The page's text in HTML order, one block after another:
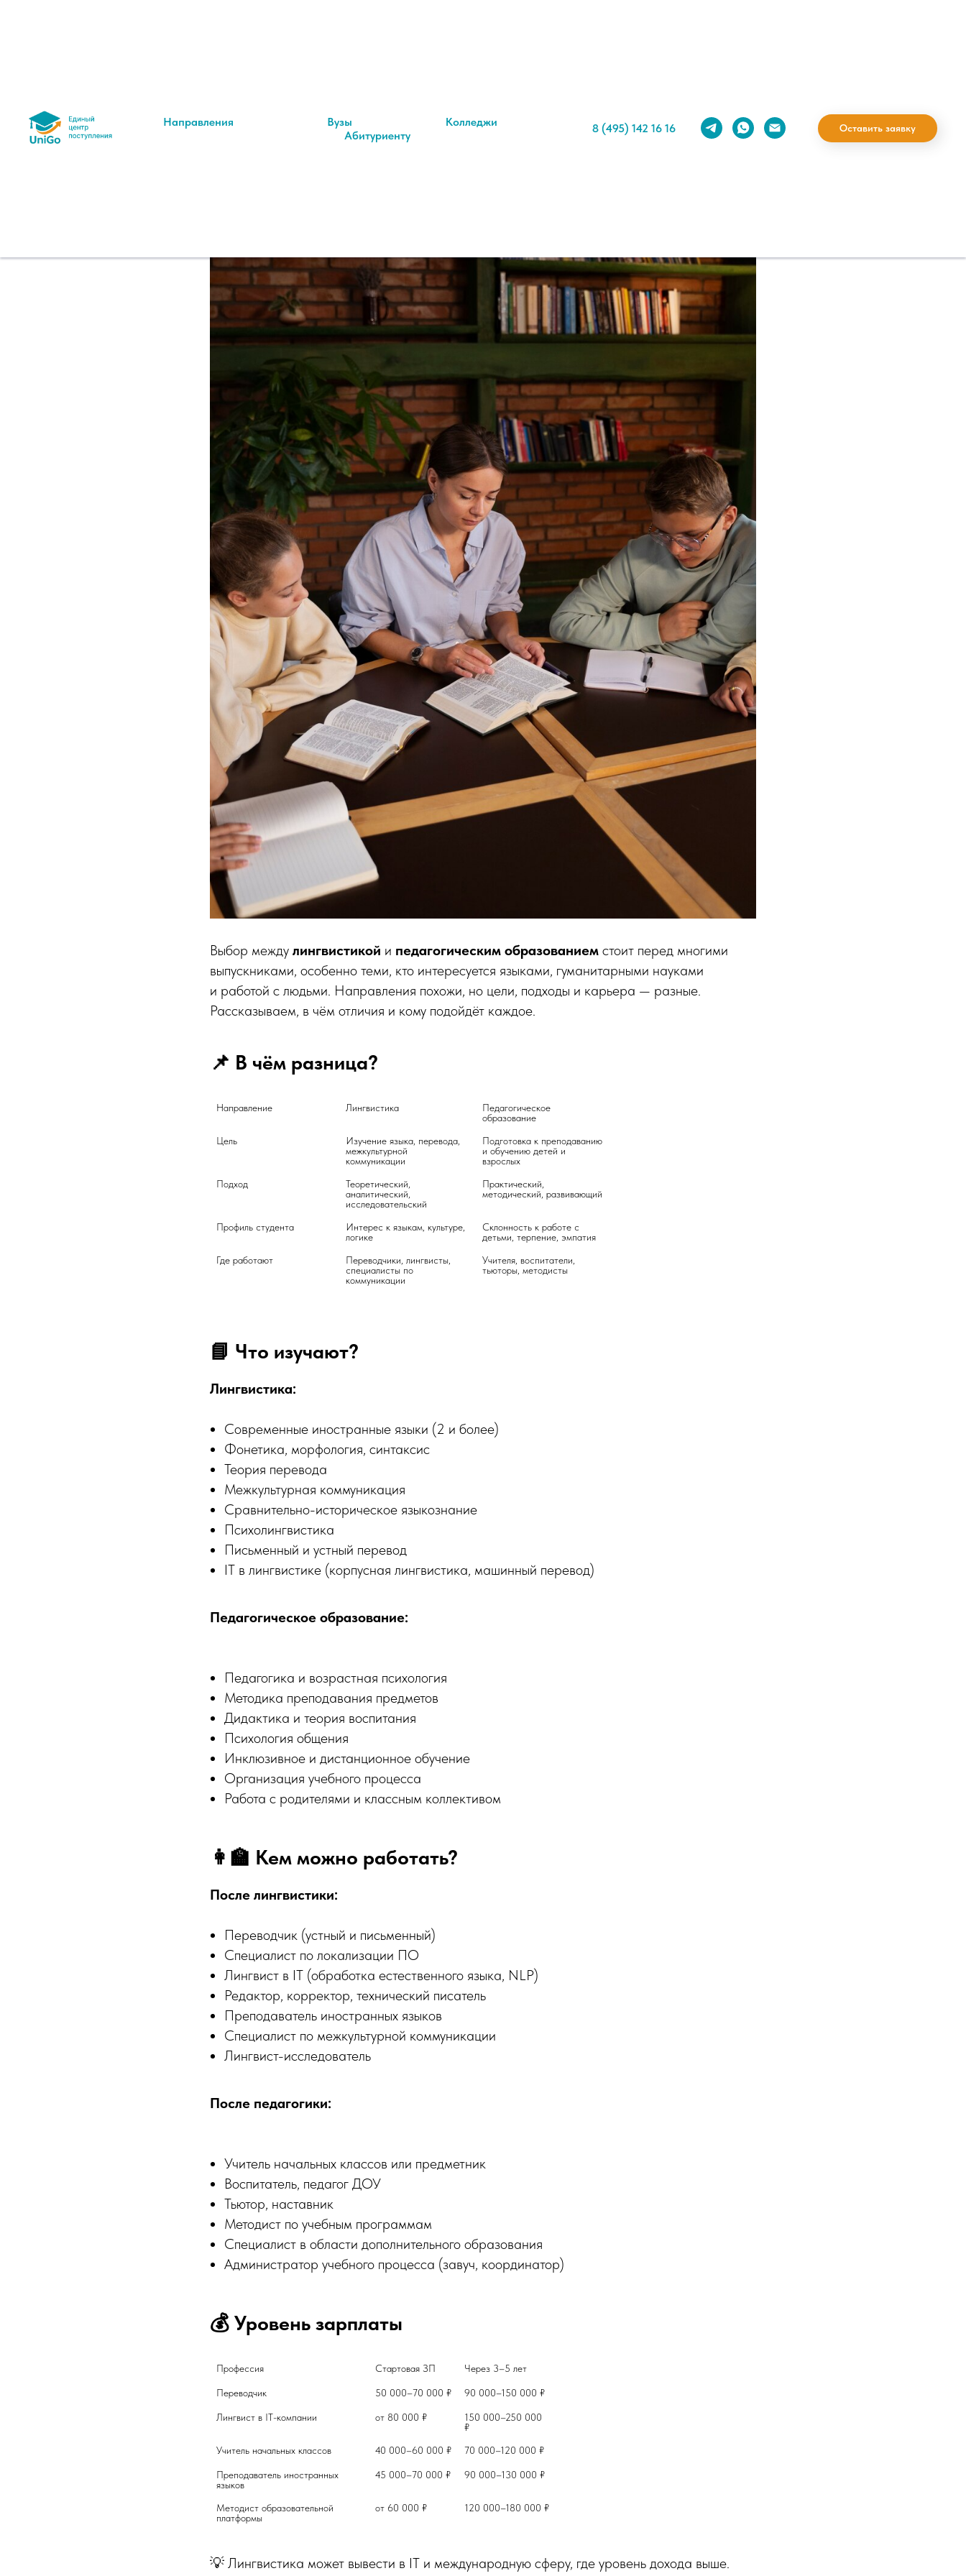
Направления Вузы
Колледжи
Абитуриенту
8 (495) 142 16 16 Оставить заявку
— в чём разница и что выбрать?
Выбор между лингвистикой и педагогическим образованием стоит перед многими
выпускниками, особенно теми, кто интересуется языками, гуманитарными науками
и работой с людьми. Направления похожи, но цели, подходы и карьера — разные.
Рассказываем, в чём отличия и кому подойдёт каждое.
📌 В чём разница?
Педагогическое
Цель
Изучение языка, перевода,
межкультурной
Подготовка к преподаванию
и обучению детей и
Подход
Теоретический,
аналитический,
Практический,
Интерес к языкам, культуре,
Склонность к работе с
Переводчики, лингвисты,
специалисты по
Учителя, воспитатели,
тьюторы, методисты
📘 Что изучают?
Лингвистика:
Современные иностранные языки (2 и более)
Фонетика, морфология, синтаксис
Теория перевода
Межкультурная коммуникация
Сравнительно-историческое языкознание
Психолингвистика
Письменный и устный перевод
IT в лингвистике (корпусная лингвистика, машинный перевод)
Педагогическое образование:
Педагогика и возрастная психология
Методика преподавания предметов
Дидактика и теория воспитания
Психология общения
Инклюзивное и дистанционное обучение
Организация учебного процесса
Работа с родителями и классным коллективом
👩‍🏫 Кем можно работать?
После лингвистики:
Переводчик (устный и письменный)
Специалист по локализации ПО
Лингвист в IT (обработка естественного языка, NLP)
Редактор, корректор, технический писатель
Преподаватель иностранных языков
Специалист по межкультурной коммуникации
Лингвист-исследователь
После педагогики:
Учитель начальных классов или предметник
Воспитатель, педагог ДОУ
Тьютор, наставник
Методист по учебным программам
Специалист в области дополнительного образования
Администратор учебного процесса (завуч, координатор)
💰 Уровень зарплаты
Профессия
Переводчик
150 000–250 000
Преподаватель иностранных
Методист образовательной
120 000–180 000 ₽
💡 Лингвистика может вывести в IT и международную сферу, где уровень дохода выше.